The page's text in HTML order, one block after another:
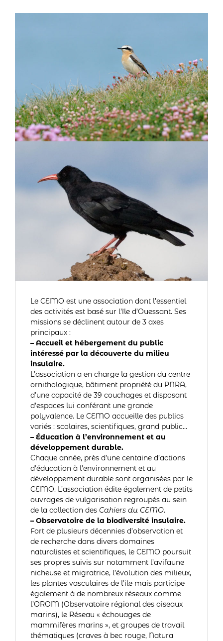
Le CEMO est une association dont l’essentiel
des activités est basé sur l’île d’Ouessant. Ses
missions se déclinent autour de 3 axes
principaux :
– Accueil et hébergement du public
intéressé par la découverte du milieu
insulaire.
L’association a en charge la gestion du centre
ornithologique, bâtiment propriété du PNRA,
d’une capacité de 39 couchages et disposant
d’espaces lui conférant une grande
polyvalence. Le CEMO accueille des publics
variés : scolaires, scientifiques, grand public…
– Éducation à l’environnement et au
développement durable.
Chaque année, près d’une centaine d’actions
d’éducation à l’environnement et au
développement durable sont organisées par le
CEMO. L’association édite également de petits
ouvrages de vulgarisation regroupés au sein
de la collection des Cahiers du CEMO.
– Observatoire de la biodiversité insulaire.
Fort de plusieurs décennies d’observation et
de recherche dans divers domaines
naturalistes et scientifiques, le CEMO poursuit
ses propres suivis sur notamment l’avifaune
nicheuse et migratrice, l’évolution des milieux,
les plantes vasculaires de l’île mais participe
également à de nombreux réseaux comme
l’OROM (Observatoire régional des oiseaux
marins), le Réseau « échouages de
mammifères marins », et groupes de travail
thématiques (craves à bec rouge, Natura